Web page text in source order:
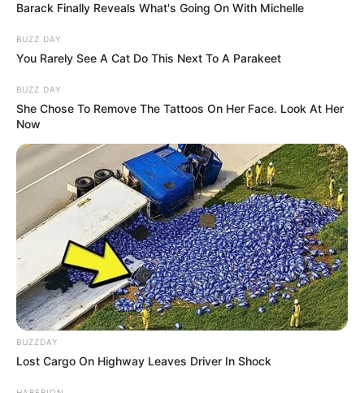
Barack Finally Reveals What's Going On With Michelle
BUZZ DAY
You Rarely See A Cat Do This Next To A Parakeet
BUZZ DAY
She Chose To Remove The Tattoos On Her Face. Look At Her
Now
BUZZDAY
Lost Cargo On Highway Leaves Driver In Shock